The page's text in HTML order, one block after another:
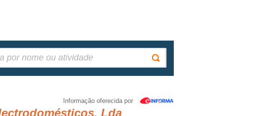
Informação oferecida por
Lda